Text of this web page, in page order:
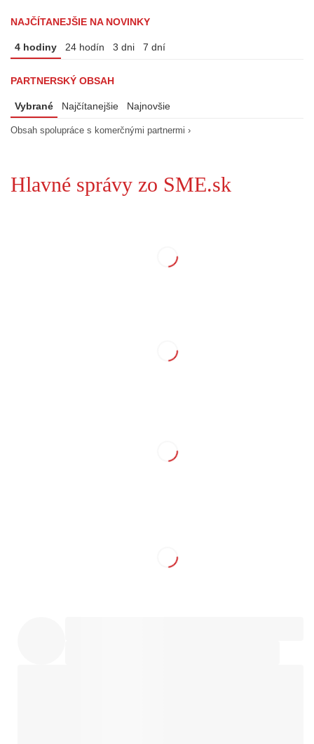
NAJČÍTANEJŠIE NA NOVINKY
4 hodiny 24 hodín 3 dni 7 dní
PARTNERSKÝ OBSAH
Vybrané Najčítanejšie Najnovšie
Obsah spolupráce s komerčnými partnermi ›
Hlavné správy zo SME.sk